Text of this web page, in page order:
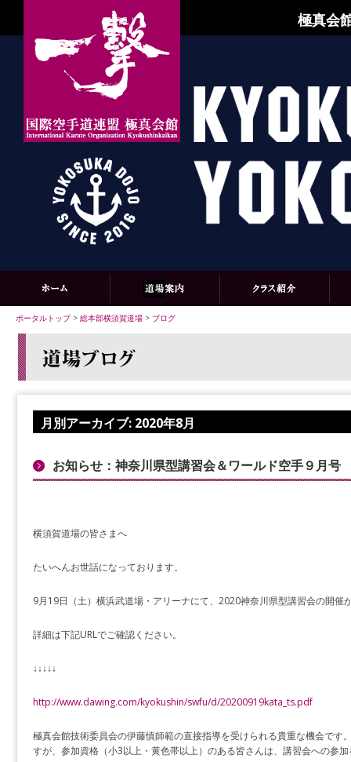
極真会
ポータルトップ> 総本部横須賀道場 > ブログ
月別アーカイブ: 2020年8月
お知らせ：神奈川県型講習会＆ワールド空手９月号
横須賀道場の皆さまへ
たいへんお世話になっております。
9月19日（土）横浜武道場・アリーナにて、2020神奈川県型講習会の開催
詳細は下記URLでご確認ください。
↓↓↓↓↓
http://www.dawing.com/kyokushin/swfu/d/20200919kata_ts.pdf
極真会館技術委員会の伊藤慎師範の直接指導を受けられる貴重な機会です
すが、参加資格（小3以上・黄色帯以上）のある皆さんは、講習会への参